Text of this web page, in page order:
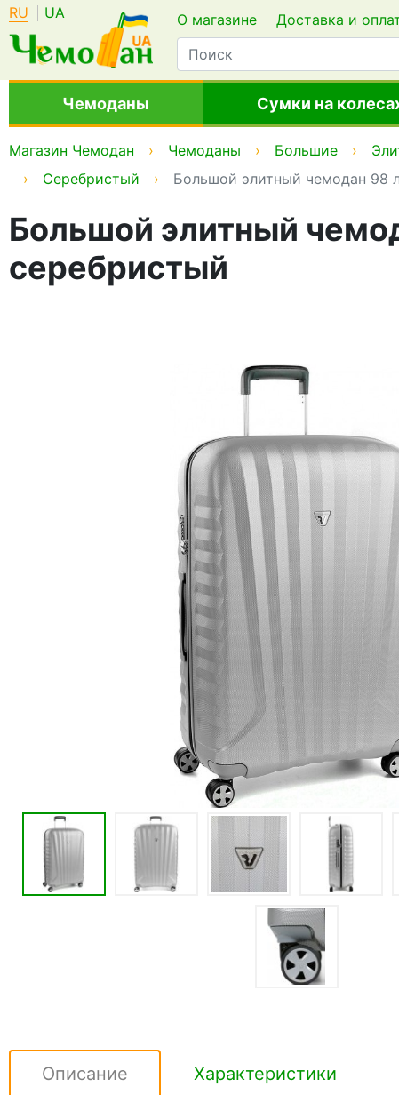
RU UA О магазине Доставка и
Чемоданы Сумки на
Магазин Чемодан Чемоданы Большие
Серебристый
Большой элитный чемодан 98
Большой элитный
серебристый
Описание Характеристики